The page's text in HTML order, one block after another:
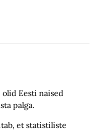
olid Eesti naised
palga.
et statistiliste